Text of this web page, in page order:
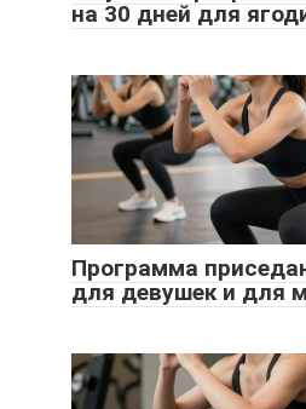
на 30 дней для
Программа
для девушек и для